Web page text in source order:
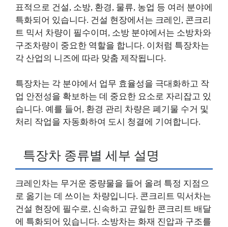
표적으로 건설, 소방, 환경, 물류, 농업 등 여러 분야에
특화되어 있습니다. 건설 현장에서는 크레인, 콘크리
트 믹서 차량이 필수이며, 소방 분야에서는 소방차와
구조차량이 중요한 역할을 합니다. 이처럼 특장차는
각 산업의 니즈에 따라 맞춤 제작됩니다.
특장차는 각 분야에서 업무 효율성을 극대화하고 작
업 안전성을 확보하는 데 중요한 요소로 자리잡고 있
습니다. 예를 들어, 환경 관리 차량은 폐기물 수거 및
처리 작업을 자동화하여 도시 청결에 기여합니다.
특장차 종류별 세부 설명
크레인차는 무거운 중량물을 들어 올려 특정 지점으
로 옮기는 데 쓰이는 차량입니다. 콘크리트 믹서차는
건설 현장에 필수로, 신속하고 균일한 콘크리트 배달
에 특화되어 있습니다. 소방차는 화재 진압과 구조를